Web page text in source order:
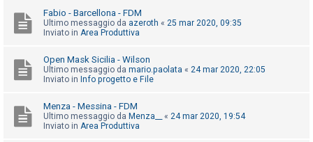
A
o
m
n
t
Fabio - Barcellona - FDM
Ultimo messaggio da azeroth « 25 mar 2020, 09:35
Inviato in Area Produttiva
Open Mask Sicilia - Wilson
Ultimo messaggio da mario.paolata « 24 mar 2020, 22:05
Inviato in Info progetto e File
Menza - Messina - FDM
Ultimo messaggio da Menza__ « 24 mar 2020, 19:54
Inviato in Area Produttiva